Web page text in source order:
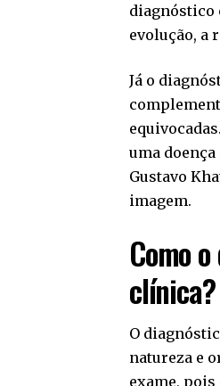
diagnóstico
evolução, a
Já o
uma
Gustavo
imagem.
Como
clínica?
O
natureza e
exame,